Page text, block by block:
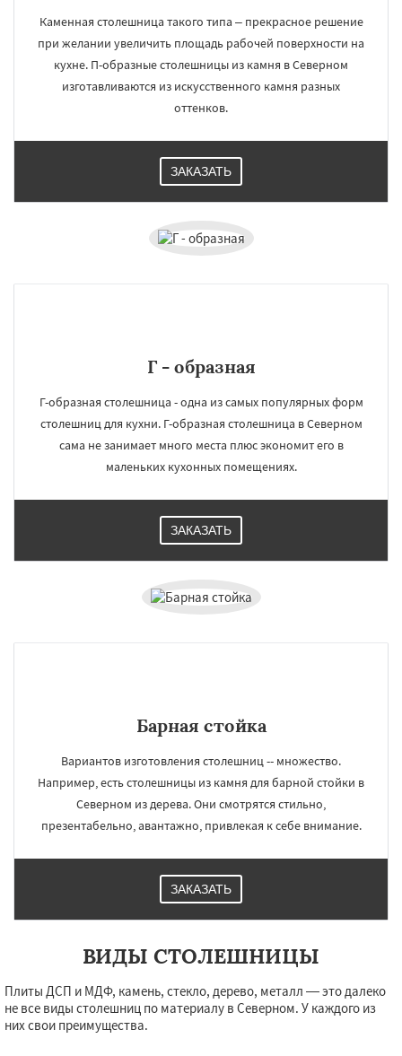
Софрино Томилино Тучково Уваровка
Удельная Фосфоритный
Фряново
Черкизово
Черусти
Шаховская
Каменная столешница такого типа – прекрасное решение
при желании увеличить площадь рабочей поверхности на
кухне. П-образные столешницы из камня в Северном
изготавливаются из искусственного камня разных
оттенков.
ЗАКАЗАТЬ
Г - образная
Г-образная столешница - одна из самых популярных форм
столешниц для кухни. Г-образная столешница в Северном
сама не занимает много места плюс экономит его в
маленьких кухонных помещениях.
ЗАКАЗАТЬ
Барная стойка
Вариантов изготовления столешниц -- множество.
Например, есть столешницы из камня для барной стойки в
Северном из дерева. Они смотрятся стильно,
презентабельно, авантажно, привлекая к себе внимание.
ЗАКАЗАТЬ
ВИДЫ СТОЛЕШНИЦЫ
Плиты ДСП и МДФ, камень, стекло, дерево, металл — это далеко
не все виды столешниц по материалу в Северном. У каждого из
них свои преимущества.